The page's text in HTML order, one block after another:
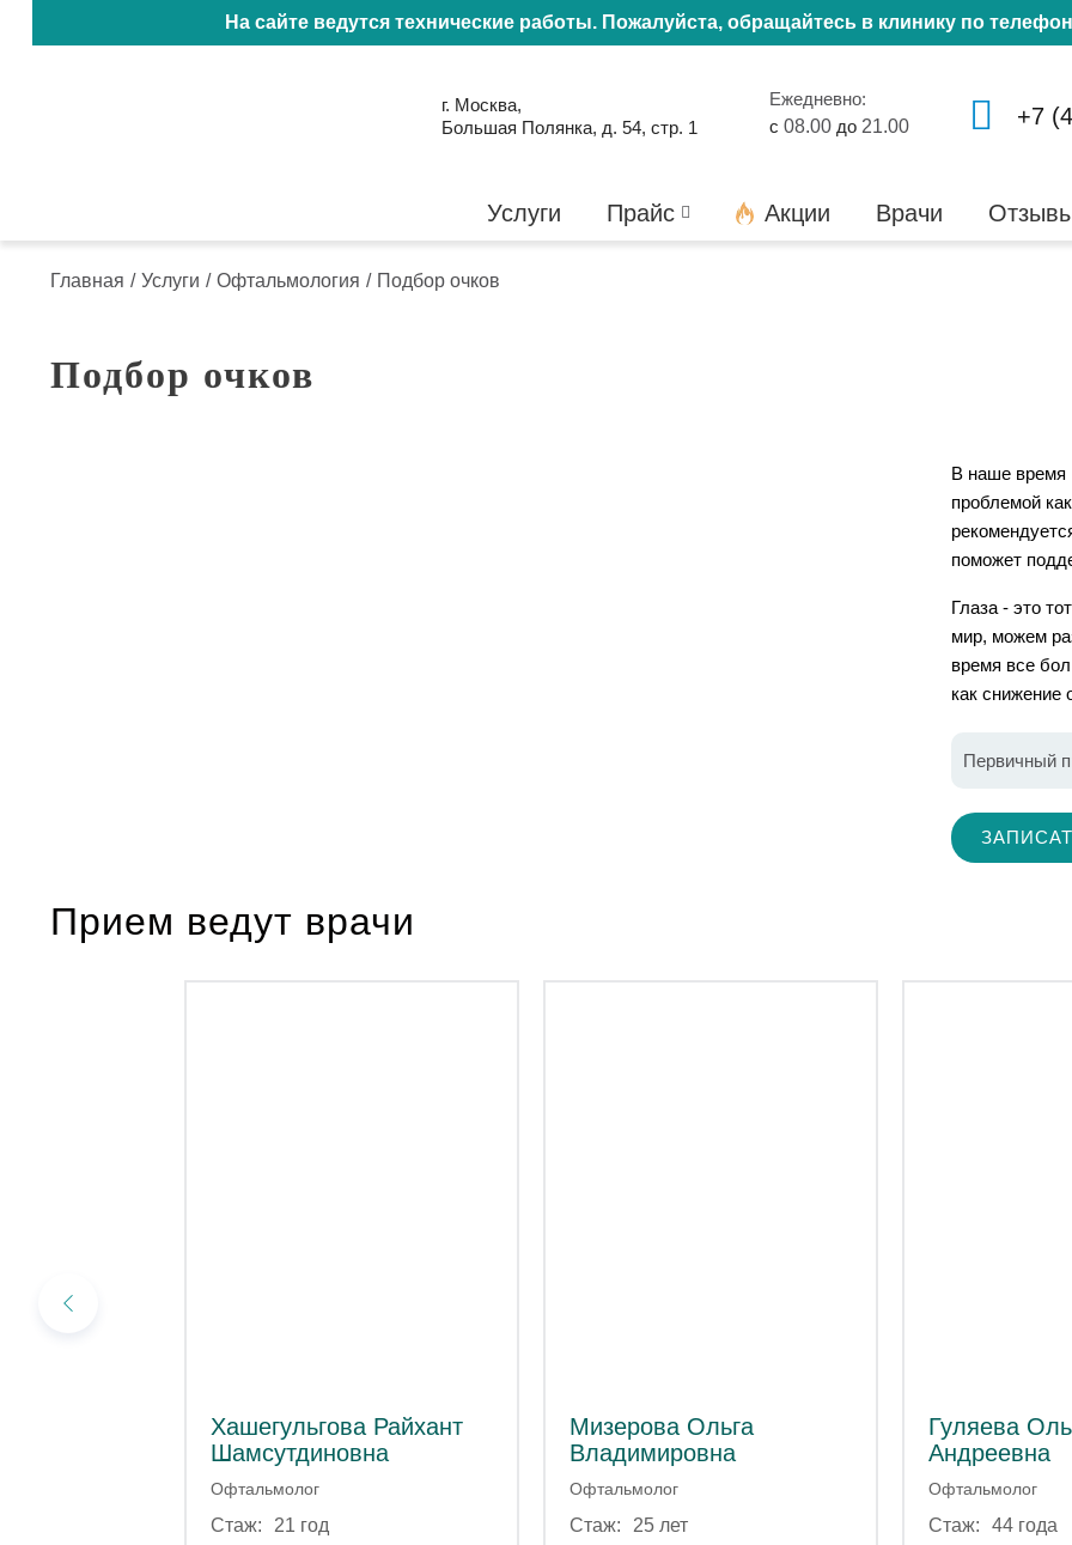
На сайте ведутся технические работы. Пожалуйста, обращайтесь в клинику по
г. Москва,
Большая Полянка, д. 54, стр. 1
Ежедневно:
с 08.00 до 21.00 +7
Услуги Прайс Акции Врачи
Главная / Услуги / Офтальмология / Подбор очков
Подбор очков
В наше время
проблемой
поможет
Глаза - это
мир, можем
время все
как снижение
Первичный
Прием ведут врачи
Хашегульгова Райхант
Шамсутдиновна
Офтальмолог
21 год
Мизерова Ольга
Владимировна
Офтальмолог
25 лет
Гуляева
Андреевна
Офтальмолог
44 года